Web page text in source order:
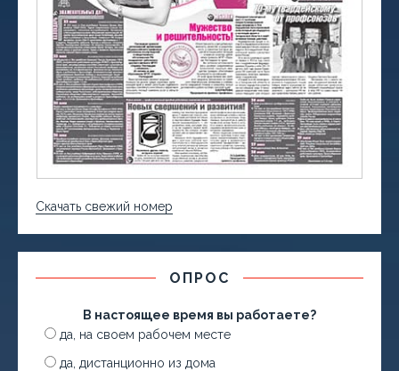
Скачать свежий номер
ОПРОС
В настоящее время вы работаете?
да, на своем рабочем месте
да, дистанционно из дома